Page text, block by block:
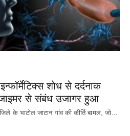
शोध से दर्दनाक
से संबंध उजागर हुआ
के भाटोल जाटान गांव की कीर्ति बामल, जो…